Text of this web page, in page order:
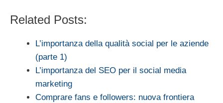
Related Posts:
L’importanza della qualità social per le aziende
(parte 1)
L’importanza del SEO per il social media
marketing
Comprare fans e followers: nuova frontiera